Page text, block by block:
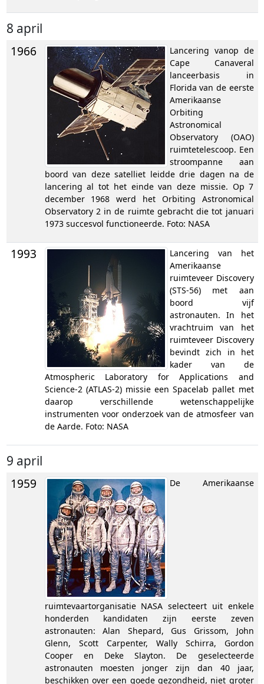
8 april
1966
Lancering vanop de
Cape Canaveral
lanceerbasis in
Florida van de eerste
Amerikaanse
Orbiting
Astronomical
Observatory (OAO)
ruimtetelescoop. Een
stroompanne aan
boord van deze satelliet leidde drie dagen na de
lancering al tot het einde van deze missie. Op 7
december 1968 werd het Orbiting Astronomical
Observatory 2 in de ruimte gebracht die tot januari
1973 succesvol functioneerde. Foto: NASA
1993
Lancering van het
Amerikaanse
ruimteveer Discovery
(STS-56) met aan
boord vijf
astronauten. In het
vrachtruim van het
ruimteveer Discovery
bevindt zich in het
kader van de
Atmospheric Laboratory for Applications and
Science-2 (ATLAS-2) missie een Spacelab pallet met
daarop verschillende wetenschappelijke
instrumenten voor onderzoek van de atmosfeer van
de Aarde. Foto: NASA
9 april
1959 De Amerikaanse
ruimtevaartorganisatie NASA selecteert uit enkele
honderden kandidaten zijn eerste zeven
astronauten: Alan Shepard, Gus Grissom, John
Glenn, Scott Carpenter, Wally Schirra, Gordon
Cooper en Deke Slayton. De geselecteerde
astronauten moesten jonger zijn dan 40 jaar,
beschikken over een goede gezondheid, niet groter